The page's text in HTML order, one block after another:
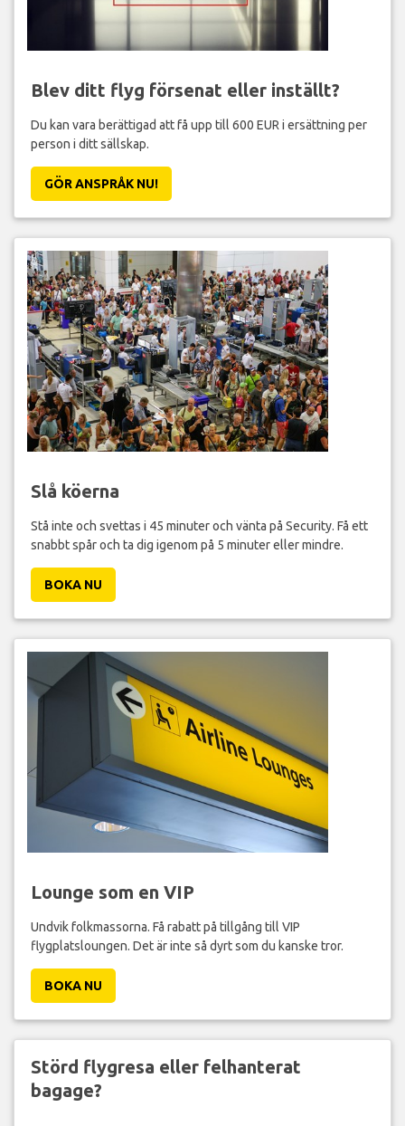
Blev ditt flyg försenat eller inställt?
Du kan vara berättigad att få upp till 600 EUR i ersättning per
person i ditt sällskap.
GÖR ANSPRÅK NU!
Slå köerna
Stå inte och svettas i 45 minuter och vänta på Security. Få ett
snabbt spår och ta dig igenom på 5 minuter eller mindre.
BOKA NU
Lounge som en VIP
Undvik folkmassorna. Få rabatt på tillgång till VIP
flygplatsloungen. Det är inte så dyrt som du kanske tror.
BOKA NU
Störd flygresa eller felhanterat
bagage?